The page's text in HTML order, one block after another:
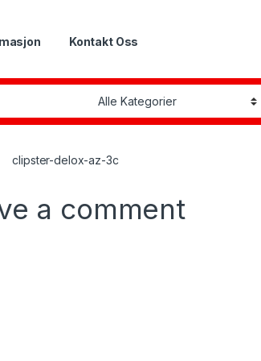
Kontakt Oss
clipster-delox-az-3c
a comment